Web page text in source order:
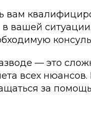
вам
вашей
— это
всех
за